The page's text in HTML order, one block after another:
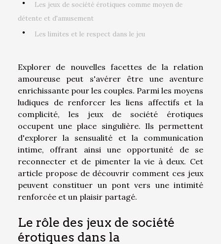
Les jeux de société érotiques comme moyen de
détente et d'amusement
Les limites et le respect dans le jeu
Explorer de nouvelles facettes de la relation
amoureuse peut s'avérer être une aventure
enrichissante pour les couples. Parmi les moyens
ludiques de renforcer les liens affectifs et la
complicité, les jeux de société érotiques
occupent une place singulière. Ils permettent
d'explorer la sensualité et la communication
intime, offrant ainsi une opportunité de se
reconnecter et de pimenter la vie à deux. Cet
article propose de découvrir comment ces jeux
peuvent constituer un pont vers une intimité
renforcée et un plaisir partagé.
Le rôle des jeux de société
érotiques dans la